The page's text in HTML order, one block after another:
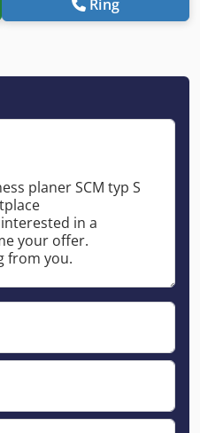
Ring